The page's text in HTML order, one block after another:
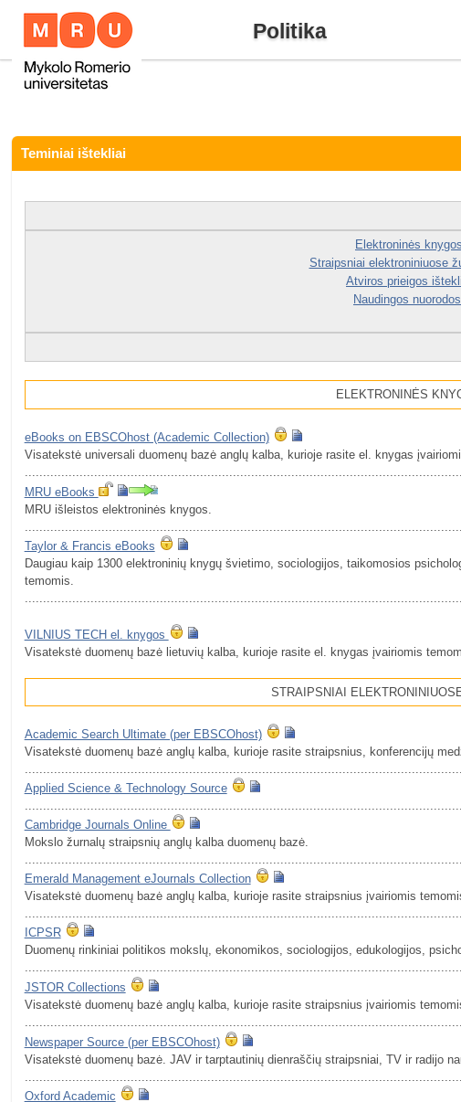
Politika
Teminiai ištekliai
Elektroninės knygos
Straipsniai elektroniniuose
Atviros prieigos
Naudingos nuorodos
ELEKTRONINĖS
eBooks on EBSCOhost (Academic Сollection)
Visatekstė universali duomenų bazė anglų kalba, kurioje rasite el. knygas
MRU eBooks
MRU išleistos elektroninės knygos.
Taylor & Francis eBooks
Daugiau kaip 1300 elektroninių knygų švietimo, sociologijos, taikomosios
temomis.
VILNIUS TECH el. knygos
Visatekstė duomenų bazė lietuvių kalba, kurioje rasite el. knygas įvairiomis
STRAIPSNIAI
Academic Search Ultimate (per EBSCOhost)
Visatekstė duomenų bazė anglų kalba, kurioje rasite straipsnius, konferencijų
Applied Science & Technology Source
Cambridge Journals Online
Mokslo žurnalų straipsnių anglų kalba duomenų bazė.
Emerald Management eJournals Collection
Visatekstė duomenų bazė anglų kalba, kurioje rasite straipsnius įvairiomis
ICPSR
Duomenų rinkiniai politikos mokslų, ekonomikos, sociologijos, edukologijos,
JSTOR Collections
Visatekstė duomenų bazė anglų kalba, kurioje rasite straipsnius įvairiomis
Newspaper Source (per EBSCOhost)
Visatekstė duomenų bazė. JAV ir tarptautinių dienraščių straipsniai, TV ir radijo
Oxford Academic